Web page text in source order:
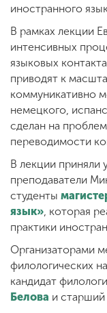
иностранного
В рамках лекции
интенсивных
языковых
приводят к
коммуникативно
немецкого,
сделан на
переводимости
В лекции приняли
преподаватели
студенты
язык» , которая
практики
Организаторами
филологических
кандидат
Белова и старший